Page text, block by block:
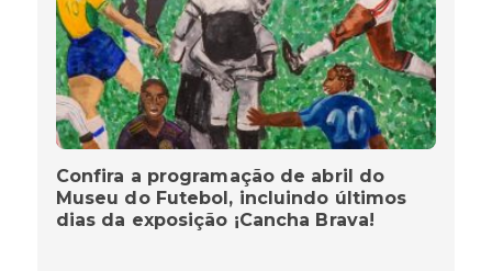
Confira a programação de abril do
Museu do Futebol, incluindo últimos
dias da exposição ¡Cancha Brava!